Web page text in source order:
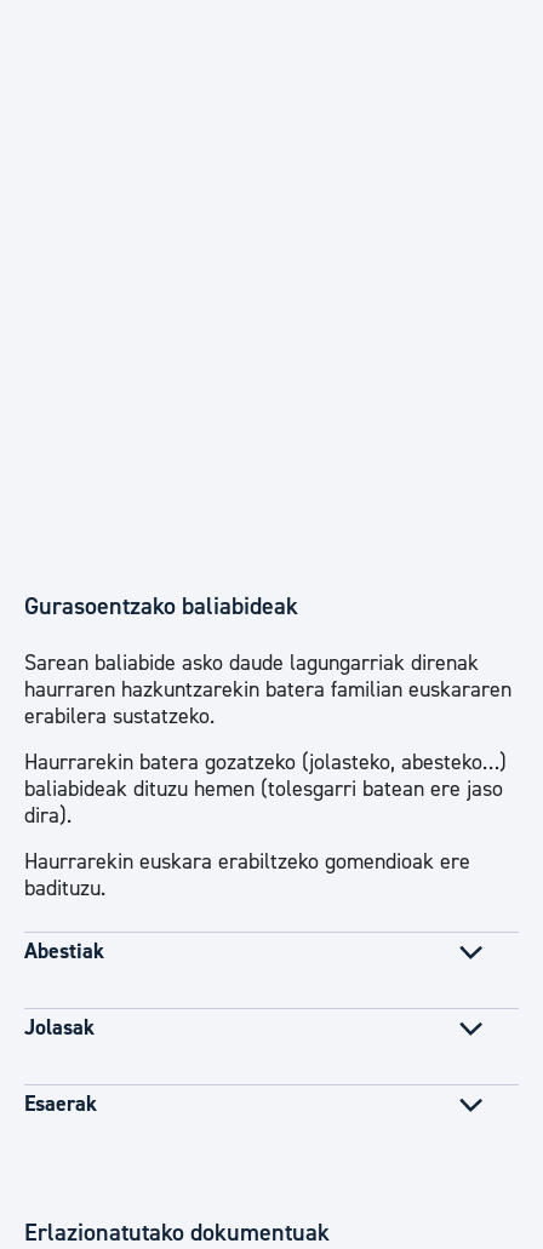
Gurasoentzako baliabideak
Sarean baliabide asko daude lagungarriak direnak
haurraren hazkuntzarekin batera familian euskararen
erabilera sustatzeko.
Haurrarekin batera gozatzeko (jolasteko, abesteko…)
baliabideak dituzu hemen (tolesgarri batean ere jaso
dira).
Haurrarekin euskara erabiltzeko gomendioak ere
badituzu.
Abestiak
Jolasak
Esaerak
Erlazionatutako dokumentuak